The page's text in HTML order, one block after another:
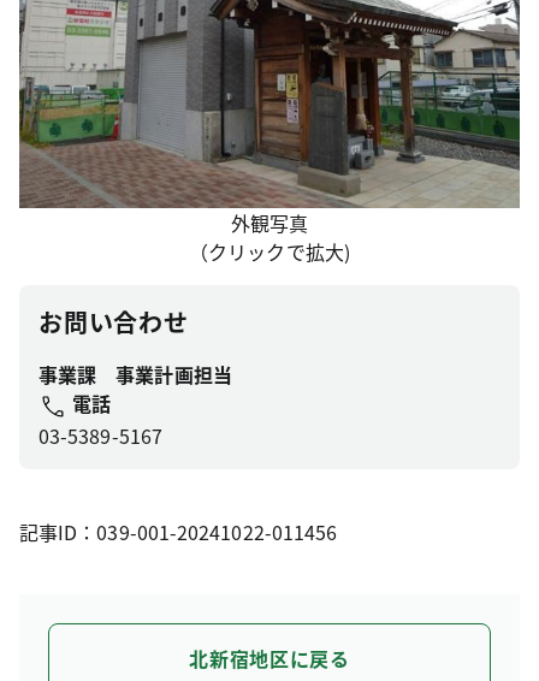
外観写真
（クリックで拡大)
お問い合わせ
事業課 事業計画担当
電話
03-5389-5167
記事ID：039-001-20241022-011456
北新宿地区に戻る